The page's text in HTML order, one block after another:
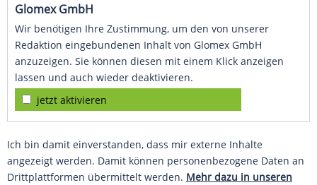
Glomex GmbH
Wir benötigen Ihre Zustimmung, um den von unserer
Redaktion eingebundenen Inhalt von Glomex GmbH
anzuzeigen. Sie können diesen mit einem Klick anzeigen
lassen und auch wieder deaktivieren.
jetzt aktivieren
Ich bin damit einverstanden, dass mir externe Inhalte
angezeigt werden. Damit können personenbezogene Daten an
Drittplattformen übermittelt werden. Mehr dazu in unseren